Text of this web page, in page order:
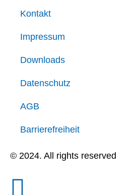
Kontakt
Impressum
Downloads
Datenschutz
AGB
Barrierefreiheit
© 2024. All rights reserved